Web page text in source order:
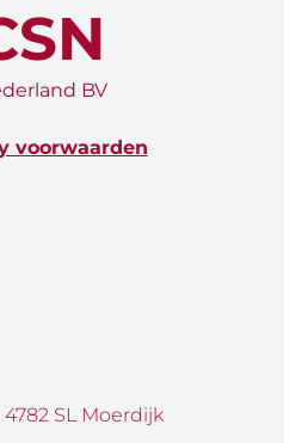
BV
voorwaarden
4782 SL Moerdijk